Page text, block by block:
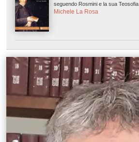
seguendo Rosmini e la sua Teosofia
Michele La Rosa